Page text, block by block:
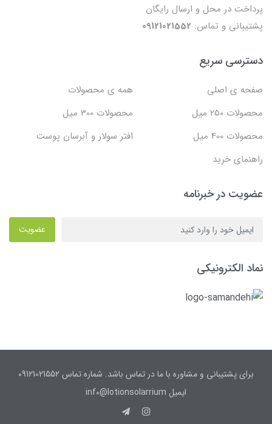
پرداخت در محل و ارسال رایگان
پشتیبانی و تماس: 09121021552
دسترسی سریع
صفحه ی اصلی
همه ی محصولات
محصولات 250 میل
محصولات 300 میل
محصولات 400 میل
افتر سولار و آبرسان پوست
راهنمای خرید
عضویت در خبرنامه
عضویت
نماد الکترونیکی
برای پشتیبانی و مشاوره با ما در تماس باشد. شماره تماس 09121021552
ایمیل inf0@lotionsolarrium